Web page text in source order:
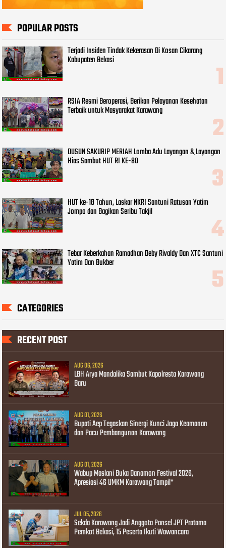
POPULAR POSTS
Terjadi Insiden Tindak Kekerasan Di Kosan Cikarang
Kabupaten Bekasi
RSIA Resmi Beroperasi, Berikan Pelayanan Kesehatan
Terbaik untuk Masyarakat Karawang
DUSUN SAKURIP MERIAH Lomba Adu Layangan & Layangan
Hias Sambut HUT RI KE-80
HUT ke-18 Tahun, Laskar NKRI Santuni Ratusan Yatim
Jompo dan Bagikan Seribu Takjil
Tebar Keberkahan Ramadhan Deby Rivaldy Dan XTC Santuni
Yatim Dan Bukber
CATEGORIES
RECENT POST
AUG 06, 2026
LBH Arya Mandalika Sambut Kapolresta Karawang
Baru
AUG 01, 2026
Bupati Aep Tegaskan Sinergi Kunci Jaga Keamanan
dan Pacu Pembangunan Karawang
AUG 01, 2026
Wabup Maslani Buka Danamon Festival 2026,
Apresiasi 46 UMKM Karawang Tampil*
JUL 05, 2026
Sekda Karawang Jadi Anggota Pansel JPT Pratama
Pemkot Bekasi, 15 Peserta Ikuti Wawancara